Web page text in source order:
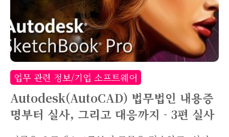
취해야하는지 적도록 하겠습니다. 1편을 아직 보
시지 않으셨다면, 1편부터 차례대로 읽으시는게
이해에 도움이 될거라 생각합니다. ☞1편 보러가
기 3편에서 미리 말씀드린대로, 실사 후 약 2달정
도 뒤 SLR Program 결과보고서가 날아왔습니
다. SLR Progra..
업무 관련 정보/기업 소프트웨어
Autodesk(AutoCAD) 법무법인 내용증
명부터 실사, 그리고 대응까지 - 3편 실사